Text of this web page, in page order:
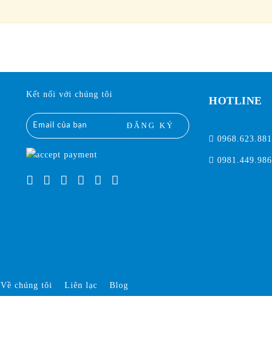
Kết nối với chúng tôi
ĐĂNG KÝ
HOTLINE
0968.623.881
0981.449.986
Về chúng tôi Liên lạc Blog